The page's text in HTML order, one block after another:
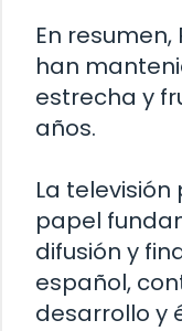
En resumen,
han
estrecha y
años.
La
papel
difusión y
español,
desarrollo y